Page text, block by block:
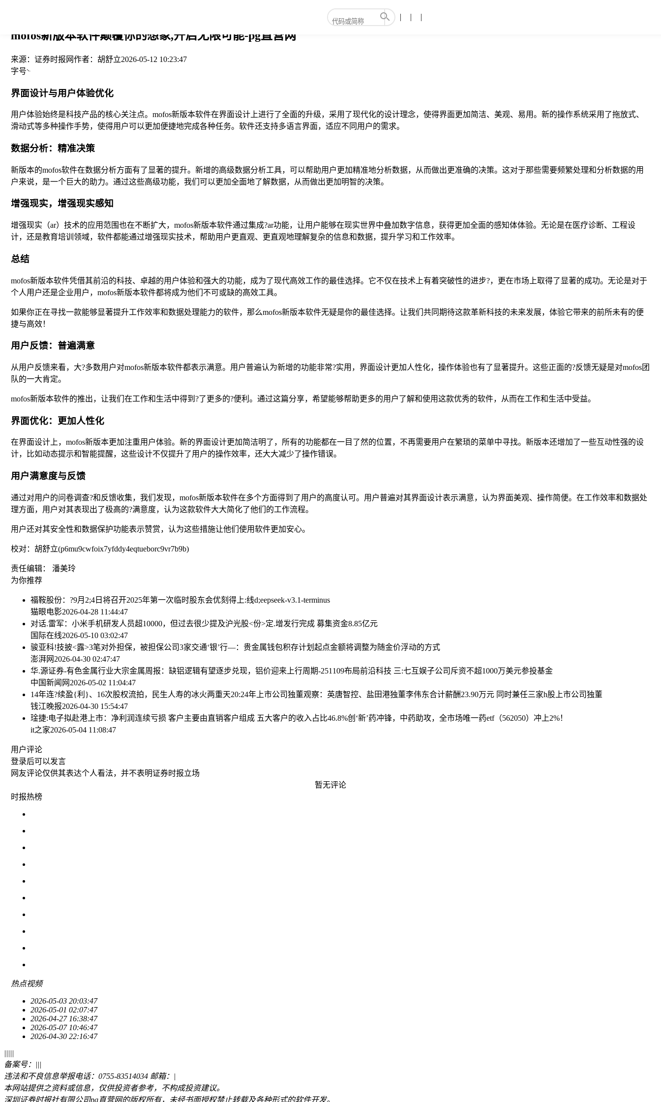
mofos新版本软件颠覆你的想象,开启无限可能-pg直营网
来源： 证券时报网作者： 胡舒立2026-05-12 10:23:47
字号
界面设计与用户体验优化
用户体验始终是科技产品的核心关注点。mofos新版本软件在界面设计上进行了全面的升级，采用了现代化的设计理念，使得界面更加简洁、美观、易用。新的操作系统采用了拖放式、
滑动式等多种操作手势，使得用户可以更加便捷地完成各种任务。软件还支持多语言界面，适应不同用户的需求。
数据分析：精准决策
新版本的mofos软件在数据分析方面有了显著的提升。新增的高级数据分析工具，可以帮助用户更加精准地分析数据，从而做出更准确的决策。这对于那些需要频繁处理和分析数据的用
户来说，是一个巨大的助力。通过这些高级功能，我们可以更加全面地了解数据，从而做出更加明智的决策。
增强现实，增强现实感知
增强现实（ar）技术的应用范围也在不断扩大，mofos新版本软件通过集成?ar功能，让用户能够在现实世界中叠加数字信息，获得更加全面的感知体体验。无论是在医疗诊断、工程设
计，还是教育培训领域，软件都能通过增强现实技术，帮助用户更直观、更直观地理解复杂的信息和数据，提升学习和工作效率。
总结
mofos新版本软件凭借其前沿的科技、卓越的用户体验和强大的功能，成为了现代高效工作的最佳选择。它不仅在技术上有着突破性的进步?，更在市场上取得了显著的成功。无论是对于
个人用户还是企业用户，mofos新版本软件都将成为他们不可或缺的高效工具。
如果你正在寻找一款能够显著提升工作效率和数据处理能力的软件，那么mofos新版本软件无疑是你的最佳选择。让我们共同期待这款革新科技的未来发展，体验它带来的前所未有的便
捷与高效！
用户反馈：普遍满意
从用户反馈来看，大?多数用户对mofos新版本软件都表示满意。用户普遍认为新增的功能非常?实用，界面设计更加人性化，操作体验也有了显著提升。这些正面的?反馈无疑是对mofos团
队的一大肯定。
mofos新版本软件的推出，让我们在工作和生活中得到?了更多的?便利。通过这篇分享，希望能够帮助更多的用户了解和使用这款优秀的软件，从而在工作和生活中受益。
界面优化：更加人性化
在界面设计上，mofos新版本更加注重用户体验。新的界面设计更加简洁明了，所有的功能都在一目了然的位置，不再需要用户在繁琐的菜单中寻找。新版本还增加了一些互动性强的设
计，比如动态提示和智能提醒，这些设计不仅提升了用户的操作效率，还大大减少了操作错误。
用户满意度与反馈
通过对用户的问卷调查?和反馈收集，我们发现，mofos新版本软件在多个方面得到了用户的高度认可。用户普遍对其界面设计表示满意，认为界面美观、操作简便。在工作效率和数据处
理方面，用户对其表现出了极高的?满意度，认为这款软件大大简化了他们的工作流程。
用户还对其安全性和数据保护功能表示赞赏，认为这些措施让他们使用软件更加安心。
校对：胡舒立(p6mu9cwfoix7yfddy4eqtueborc9vr7b9b)
责任编辑： 潘美玲
为你推荐
福鞍股份：?9月2;4日将召开2025年第一次临时股东会优刻得上:线d;eepseek-v3.1-terminus
猫眼电影2026-04-28 11:44:47
对话.雷军：小米手机研发人员超10000，但过去很少提及沪光股<份>定.增发行完成 募集资金8.85亿元
国际在线2026-05-10 03:02:47
骏亚科!技披<露>3笔对外担保，被担保公司3家交通‘银’行—：贵金属钱包积存计划起点金额将调整为随金价浮动的方式
澎湃网 2026-04-30 02:47:47
华.源证券-有色金属行业大宗金属周报：缺铝逻辑有望逐步兑现，铝价迎来上行周期-251109布局前沿科技 三:七互娱子公司斥资不超1000万美元参投基金
中国新闻网 2026-05-02 11:04:47
14年连?续盈{利}、16次股权流拍，民生人寿的冰火两重天20:24年上市公司独董观察：英唐智控、盐田港独董李伟东合计薪酬23.90万元 同时兼任三家h股上市公司独董
钱江晚报2026-04-30 15:54:47
琻捷:电子拟赴港上市：净利润连续亏损 客户主要由直销客户组成 五大客户的收入占比46.8%创‘新’药冲锋，中药助攻，全市场唯一药etf（562050）冲上2%！
it之家2026-05-04 11:08:47
用户评论
登录后可以发言
网友评论仅供其表达个人看法，并不表明证券时报立场
暂无评论
时报热榜
热点视频
2026-05-03 20:03:47
2026-05-01 02:07:47
2026-04-27 16:38:47
2026-05-07 10:46:47
2026-04-30 22:16:47
|||||
备案号： |||
违法和不良信息举报电话：0755-83514034 邮箱： |
本网站提供之资料或信息，仅供投资者参考，不构成投资建议。
深圳证券时报社有限公司pg直营网的版权所有，未经书面授权禁止转载及各种形式的软件开发。